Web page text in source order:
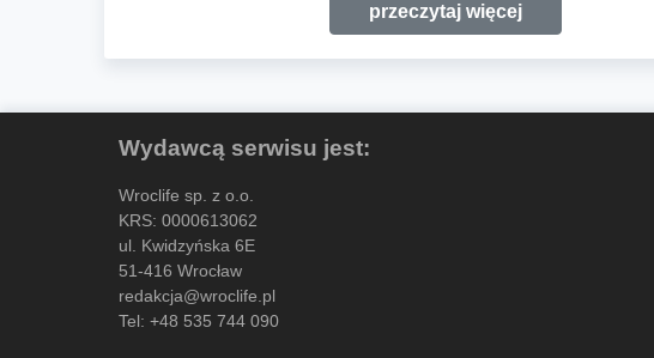
przeczytaj więcej
Wydawcą serwisu jest:
Wroclife sp. z o.o.
KRS: 0000613062
ul. Kwidzyńska 6E
51-416 Wrocław
redakcja@wroclife.pl
Tel: +48 535 744 090